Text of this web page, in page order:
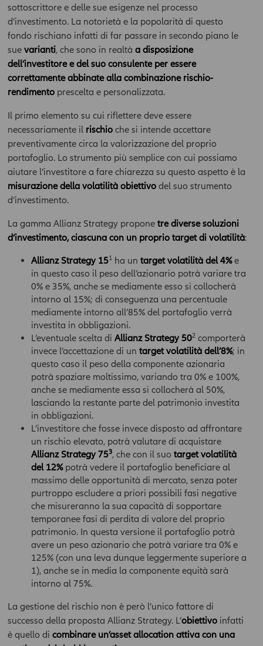
sottoscrittore e delle sue esigenze nel processo
d’investimento. La notorietà e la popolarità di questo
fondo rischiano infatti di far passare in secondo piano le
suevarianti, che sono in realtà a disposizione
dell’investitore e del suo consulente per essere
correttamente abbinate alla combinazione rischio-
rendimentoprescelta e personalizzata.
Il primo elemento su cui riflettere deve essere
necessariamente il rischioche si intende accettare
preventivamente circa la valorizzazione del proprio
portafoglio. Lo strumento più semplice con cui possiamo
aiutare l’investitore a fare chiarezza su questo aspetto è la
misurazione della volatilità obiettivodel suo strumento
d’investimento.
La gamma Allianz Strategy propone tre diverse soluzioni
d’investimento, ciascuna con un proprio target di volatilità:
Allianz Strategy 151ha un target volatilità del 4%e
in questo caso il peso dell’azionario potrà variare tra
0% e 35%, anche se mediamente esso si collocherà
intorno al 15%; di conseguenza una percentuale
mediamente intorno all’85% del portafoglio verrà
investita in obbligazioni.
L’eventuale scelta di Allianz Strategy 502comporterà
invece l’accettazione di un target volatilità dell’8%; in
questo caso il peso della componente azionaria
potrà spaziare moltissimo, variando tra 0% e 100%,
anche se mediamente essa si collocherà al 50%,
lasciando la restante parte del patrimonio investita
in obbligazioni.
L’investitore che fosse invece disposto ad affrontare
un rischio elevato, potrà valutare di acquistare
Allianz Strategy 753, che con il suo target volatilità
del 12%potrà vedere il portafoglio beneficiare al
massimo delle opportunità di mercato, senza poter
purtroppo escludere a priori possibili fasi negative
che misureranno la sua capacità di sopportare
temporanee fasi di perdita di valore del proprio
patrimonio. In questa versione il portafoglio potrà
avere un peso azionario che potrà variare tra 0% e
125% (con una leva dunque leggermente superiore a
1), anche se in media la componente equità sarà
intorno al 75%.
La gestione del rischio non è però l’unico fattore di
successo della proposta Allianz Strategy. L’obiettivoinfatti
è quello di combinare un’asset allocation attiva con una